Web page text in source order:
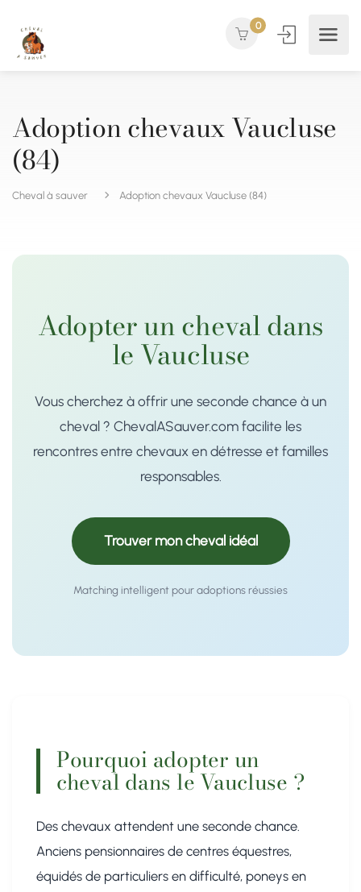
0
Adoption chevaux Vaucluse
(84)
Cheval à sauver Adoption chevaux Vaucluse (84)
Adopter un cheval dans
le Vaucluse
Vous cherchez à offrir une seconde chance à un
cheval ? ChevalASauver.com facilite les
rencontres entre chevaux en détresse et familles
responsables.
Trouver mon cheval idéal
Matching intelligent pour adoptions réussies
Pourquoi adopter un
cheval dans le Vaucluse ?
Des chevaux attendent une seconde chance.
Anciens pensionnaires de centres équestres,
équidés de particuliers en difficulté, poneys en